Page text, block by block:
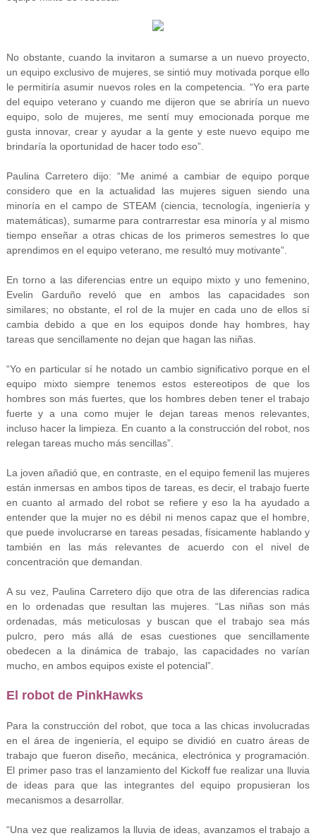
No obstante, cuando la invitaron a sumarse a un nuevo proyecto,
un equipo exclusivo de mujeres, se sintió muy motivada porque ello
le permitiría asumir nuevos roles en la competencia. “Yo era parte
del equipo veterano y cuando me dijeron que se abriría un nuevo
equipo, solo de mujeres, me sentí muy emocionada porque me
gusta innovar, crear y ayudar a la gente y este nuevo equipo me
brindaría la oportunidad de hacer todo eso”.
Paulina Carretero dijo: “Me animé a cambiar de equipo porque
considero que en la actualidad las mujeres siguen siendo una
minoría en el campo de STEAM (ciencia, tecnología, ingeniería y
matemáticas), sumarme para contrarrestar esa minoría y al mismo
tiempo enseñar a otras chicas de los primeros semestres lo que
aprendimos en el equipo veterano, me resultó muy motivante”.
En torno a las diferencias entre un equipo mixto y uno femenino,
Evelin Garduño reveló que en ambos las capacidades son
similares; no obstante, el rol de la mujer en cada uno de ellos sí
cambia debido a que en los equipos donde hay hombres, hay
tareas que sencillamente no dejan que hagan las niñas.
“Yo en particular sí he notado un cambio significativo porque en el
equipo mixto siempre tenemos estos estereotipos de que los
hombres son más fuertes, que los hombres deben tener el trabajo
fuerte y a una como mujer le dejan tareas menos relevantes,
incluso hacer la limpieza. En cuanto a la construcción del robot, nos
relegan tareas mucho más sencillas”.
La joven añadió que, en contraste, en el equipo femenil las mujeres
están inmersas en ambos tipos de tareas, es decir, el trabajo fuerte
en cuanto al armado del robot se refiere y eso la ha ayudado a
entender que la mujer no es débil ni menos capaz que el hombre,
que puede involucrarse en tareas pesadas, físicamente hablando y
también en las más relevantes de acuerdo con el nivel de
concentración que demandan.
A su vez, Paulina Carretero dijo que otra de las diferencias radica
en lo ordenadas que resultan las mujeres. “Las niñas son más
ordenadas, más meticulosas y buscan que el trabajo sea más
pulcro, pero más allá de esas cuestiones que sencillamente
obedecen a la dinámica de trabajo, las capacidades no varían
mucho, en ambos equipos existe el potencial”.
El robot de PinkHawks
Para la construcción del robot, que toca a las chicas involucradas
en el área de ingeniería, el equipo se dividió en cuatro áreas de
trabajo que fueron diseño, mecánica, electrónica y programación.
El primer paso tras el lanzamiento del Kickoff fue realizar una lluvia
de ideas para que las integrantes del equipo propusieran los
mecanismos a desarrollar.
“Una vez que realizamos la lluvia de ideas, avanzamos el trabajo a